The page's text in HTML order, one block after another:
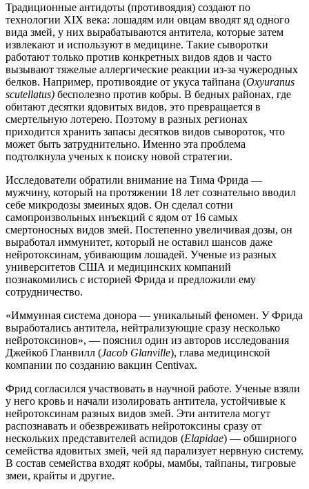
Традиционные антидоты (противоядия) создают по
технологии XIX века: лошадям или овцам вводят яд одного
вида змей, у них вырабатываются антитела, которые затем
извлекают и используют в медицине. Такие сыворотки
работают только против конкретных видов ядов и часто
вызывают тяжелые аллергические реакции из-за чужеродных
белков. Например, противоядие от укуса тайпана (Oxyuranus
scutellatus) бесполезно против кобры. В бедных районах, где
обитают десятки ядовитых видов, это превращается в
смертельную лотерею. Поэтому в разных регионах
приходится хранить запасы десятков видов сывороток, что
может быть затруднительно. Именно эта проблема
подтолкнула ученых к поиску новой стратегии.
Исследователи обратили внимание на Тима Фрида —
мужчину, который на протяжении 18 лет сознательно вводил
себе микродозы змеиных ядов. Он сделал сотни
самопроизвольных инъекций с ядом от 16 самых
смертоносных видов змей. Постепенно увеличивая дозы, он
выработал иммунитет, который не оставил шансов даже
нейротоксинам, убивающим лошадей. Ученые из разных
университетов США и медицинских компаний
познакомились с историей Фрида и предложили ему
сотрудничество.
«Иммунная система донора — уникальный феномен. У Фрида
выработались антитела, нейтрализующие сразу несколько
нейротоксинов», — пояснил один из авторов исследования
Джейкоб Гланвилл (Jacob Glanville), глава медицинской
компании по созданию вакцин Centivax.
Фрид согласился участвовать в научной работе. Ученые взяли
у него кровь и начали изолировать антитела, устойчивые к
нейротоксинам разных видов змей. Эти антитела могут
распознавать и обезвреживать нейротоксины сразу от
нескольких представителей аспидов (Elapidae) — обширного
семейства ядовитых змей, чей яд парализует нервную систему.
В состав семейства входят кобры, мамбы, тайпаны, тигровые
змеи, крайты и другие.